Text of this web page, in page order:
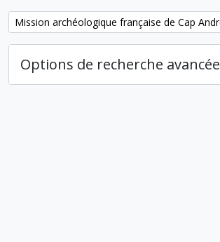
Remove filter:
Options de recherche avancée